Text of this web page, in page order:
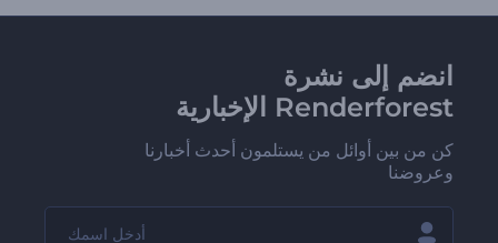
انضم إلى نشرة
Renderforest الإخبارية
كن من بين أوائل من يستلمون أحدث أخبارنا
وعروضنا